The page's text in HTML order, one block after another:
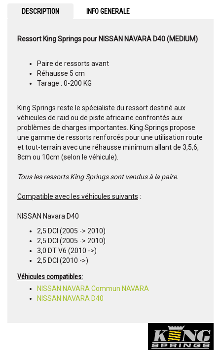
DESCRIPTION INFO GENERALE
Ressort King Springs pour NISSAN NAVARA D40 (MEDIUM)
Paire de ressorts avant
Réhausse 5 cm
Tarage : 0-200 KG
King Springs reste le spécialiste du ressort destiné aux
véhicules de raid ou de piste africaine confrontés aux
problèmes de charges importantes. King Springs propose
une gamme de ressorts renforcés pour une utilisation route
et tout-terrain avec une réhausse minimum allant de 3,5,6,
8cm ou 10cm (selon le véhicule).
Tous les ressorts King Springs sont vendus à la paire.
Compatible avec les véhicules suivants :
NISSAN Navara D40
2,5 DCI (2005 -> 2010)
2,5 DCI (2005 -> 2010)
3,0 DT V6 (2010 ->)
2,5 DCI (2010 ->)
Véhicules compatibles:
NISSAN NAVARA Commun NAVARA
NISSAN NAVARA D40